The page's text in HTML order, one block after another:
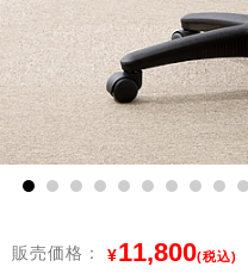
販売価格： ¥11,800(税込)